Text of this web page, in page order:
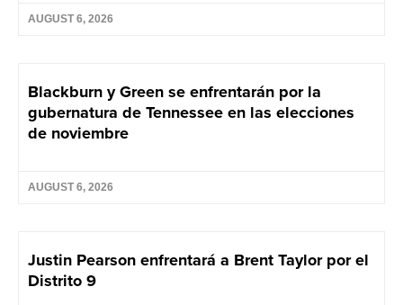
AUGUST 6, 2026
Blackburn y Green se enfrentarán por la
gubernatura de Tennessee en las elecciones
de noviembre
AUGUST 6, 2026
Justin Pearson enfrentará a Brent Taylor por el
Distrito 9